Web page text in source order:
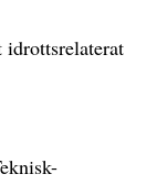
idrottsrelaterat